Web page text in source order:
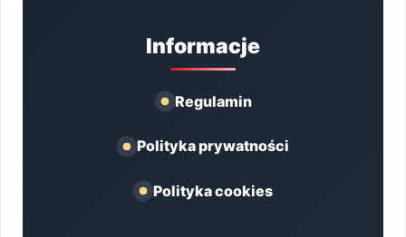
Informacje
Regulamin
Polityka prywatności
Polityka cookies